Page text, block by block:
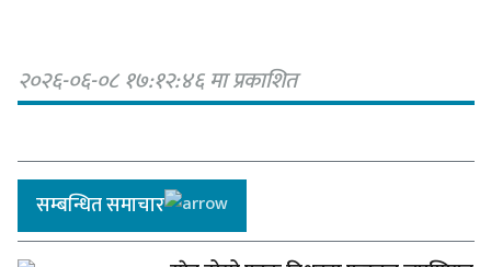
२०२६-०६-०८ १७:१२:४६ मा प्रकाशित
सम्बन्धित समाचार